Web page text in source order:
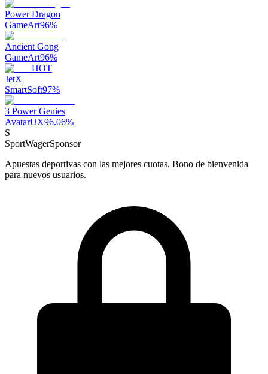
Power Dragon
GameArt96%
Ancient Gong
GameArt96%
HOT
JetX
SmartSoft97%
3 Power Genies
AvatarUX96.06%
S
SportWagerSponsor
Apuestas deportivas con las mejores cuotas. Bono de bienvenida
para nuevos usuarios.